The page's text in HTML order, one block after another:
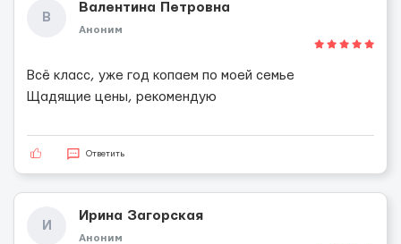
В
Валентина Петровна
Аноним
Всё класс, уже год копаем по моей семье
Щадящие цены, рекомендую
Ответить
И
Ирина Загорская
Аноним